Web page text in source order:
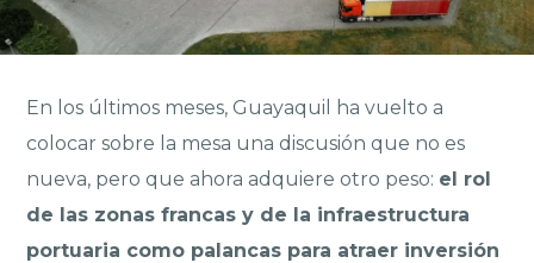
En los últimos meses, Guayaquil ha vuelto a
colocar sobre la mesa una discusión que no es
nueva, pero que ahora adquiere otro peso: el rol
de las zonas francas y de la infraestructura
portuaria como palancas para atraer inversión